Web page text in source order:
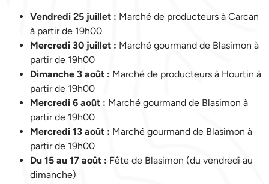
Vendredi 25 juillet : Marché de producteurs à Carcan
à partir de 19h00
Mercredi 30 juillet : Marché gourmand de Blasimon à
partir de 19h00
Dimanche 3 août : Marché de producteurs à Hourtin à
partir de 19h00
Mercredi 6 août : Marché gourmand de Blasimon à
partir de 19h00
Mercredi 13 août : Marché gourmand de Blasimon à
partir de 19h00
Du 15 au 17 août : Fête de Blasimon (du vendredi au
dimanche)